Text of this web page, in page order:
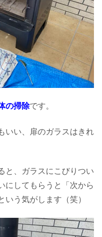
の掃除です。
いい、扉のガラスはきれ
と、ガラスにこびりつい
にしてもらうと「次から
う気がします（笑）